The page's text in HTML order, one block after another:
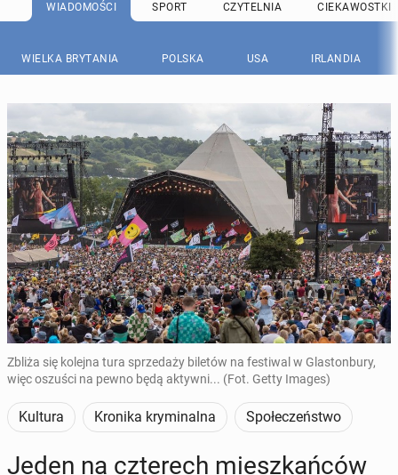
WIADOMOŚCI SPORT CZYTELNIA CIEKAWOSTKI
WIELKA BRYTANIA POLSKA USA IRLANDIA
Zbliża się kolejna tura sprzedaży biletów na festiwal w Glastonbury,
więc oszuści na pewno będą aktywni... (Fot. Getty Images)
Kultura Kronika kryminalna Społeczeństwo
Jeden na czte­rech miesz­kań­ców